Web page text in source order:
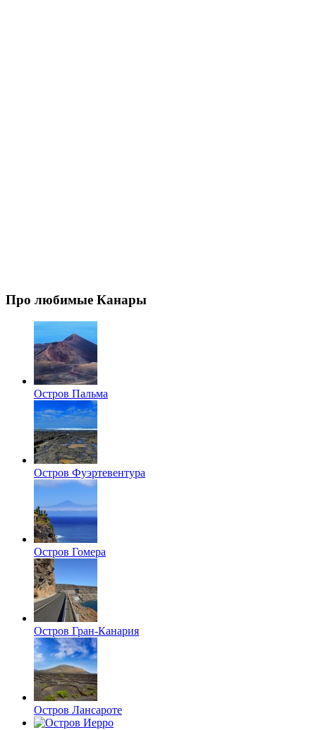
Про любимые Канары
Остров Пальма
Остров Фуэртевентура
Остров Гомера
Остров Гран-Канария
Остров Лансароте